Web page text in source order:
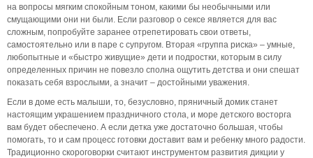
на вопросы мягким спокойным тоном, какими бы необычными или
смущающими они ни были. Если разговор о сексе является для вас
сложным, попробуйте заранее отрепетировать свои ответы,
самостоятельно или в паре с супругом. Вторая «группа риска» – умные,
любопытные и «быстро живущие» дети и подростки, которым в силу
определенных причин не повезло сполна ощутить детства и они спешат
показать себя взрослыми, а значит – достойными уважения.
Если в доме есть малыши, то, безусловно, пряничный домик станет
настоящим украшением праздничного стола, и море детского восторга
вам будет обеспечено. А если детка уже достаточно большая, чтобы
помогать, то и сам процесс готовки доставит вам и ребенку много радости.
Традиционно скороговорки считают инструментом развития дикции у